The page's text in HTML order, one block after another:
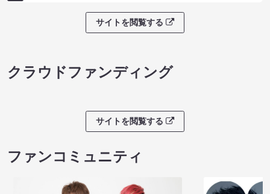
サイトを閲覧する
クラウドファンディング
サイトを閲覧する
ファンコミュニティ